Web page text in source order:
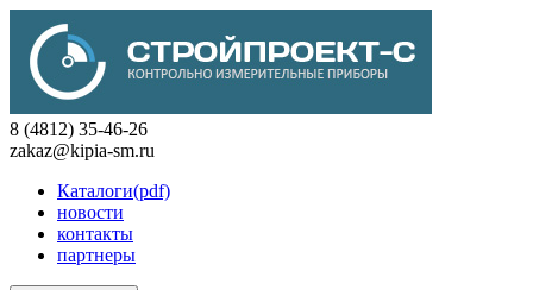
8 (4812) 35-46-26
zakaz@kipia-sm.ru
Каталоги(pdf)
новости
контакты
партнеры